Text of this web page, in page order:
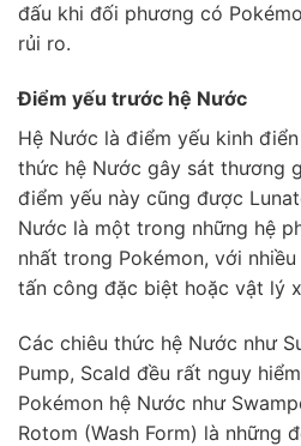
đấu khi đối phương có
rủi ro.
Điểm yếu trước hệ Nước
Hệ Nước là điểm yếu kinh
thức hệ Nước gây sát thương
điểm yếu này cũng được
Nước là một trong những hệ
nhất trong Pokémon, với
tấn công đặc biệt hoặc vật lý
Các chiêu thức hệ Nước như
Pump, Scald đều rất nguy
Pokémon hệ Nước như
Rotom (Wash Form) là những